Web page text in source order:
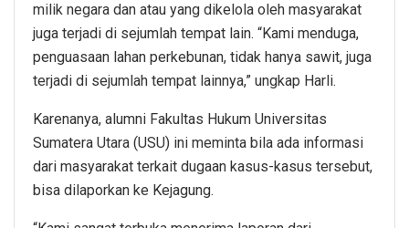
milik negara dan atau yang dikelola oleh masyarakat
juga terjadi di sejumlah tempat lain. “Kami menduga,
penguasaan lahan perkebunan, tidak hanya sawit, juga
terjadi di sejumlah tempat lainnya,” ungkap Harli.
Karenanya, alumni Fakultas Hukum Universitas
Sumatera Utara (USU) ini meminta bila ada informasi
dari masyarakat terkait dugaan kasus-kasus tersebut,
bisa dilaporkan ke Kejagung.